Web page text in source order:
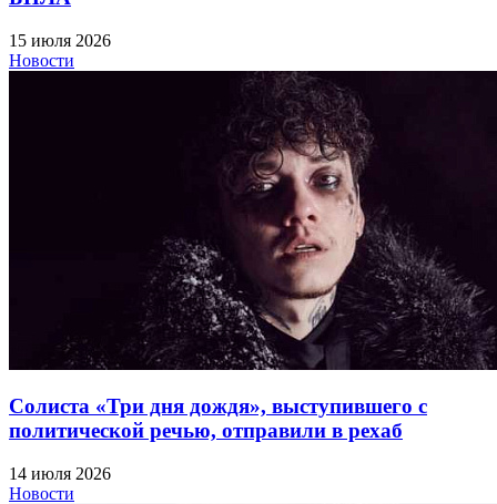
15 июля 2026
Новости
Солиста «Три дня дождя», выступившего с
политической речью, отправили в рехаб
14 июля 2026
Новости